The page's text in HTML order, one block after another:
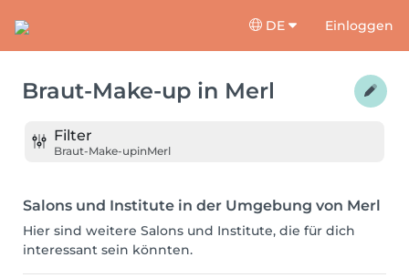
DE Einloggen
Braut-Make-up in Merl
Filter
Braut-Make-upinMerl
Salons und Institute in der Umgebung von Merl
Hier sind weitere Salons und Institute, die für dich
interessant sein könnten.